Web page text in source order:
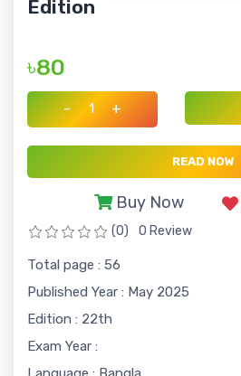
Edition
৳80
- +
READ NOW
Buy Now
(0) 0 Review
Total page : 56
Published Year : May 2025
Edition : 22th
Exam Year :